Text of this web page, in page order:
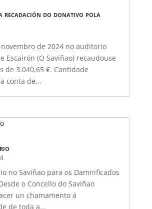
recadación do donativo pola
de 2024 no auditorio
Escairón (O Saviñao) recaudouse
de 3.040,65 €. Cantidade
conta de...
no Saviñao para os Damnificados
o Concello do Saviñao
un chamamento á
de toda a...